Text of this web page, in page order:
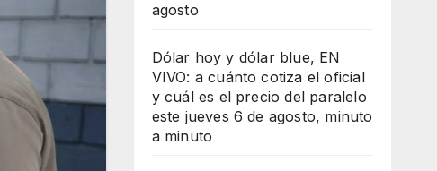
agosto
Dólar hoy y dólar blue, EN
VIVO: a cuánto cotiza el oficial
y cuál es el precio del paralelo
este jueves 6 de agosto, minuto
a minuto